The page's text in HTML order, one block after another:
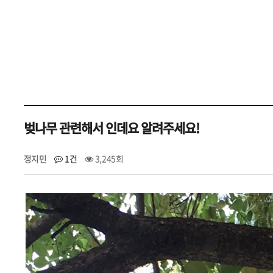
벚나무 관련해서 인데요 알려주세요!
정지민 1건 3,245회